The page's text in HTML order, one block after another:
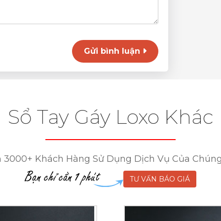
Gửi bình luận
Sổ Tay Gáy Loxo Khác
3000+ Khách Hàng Sử Dụng Dịch Vụ Của
TƯ VẤN BÁO GIÁ